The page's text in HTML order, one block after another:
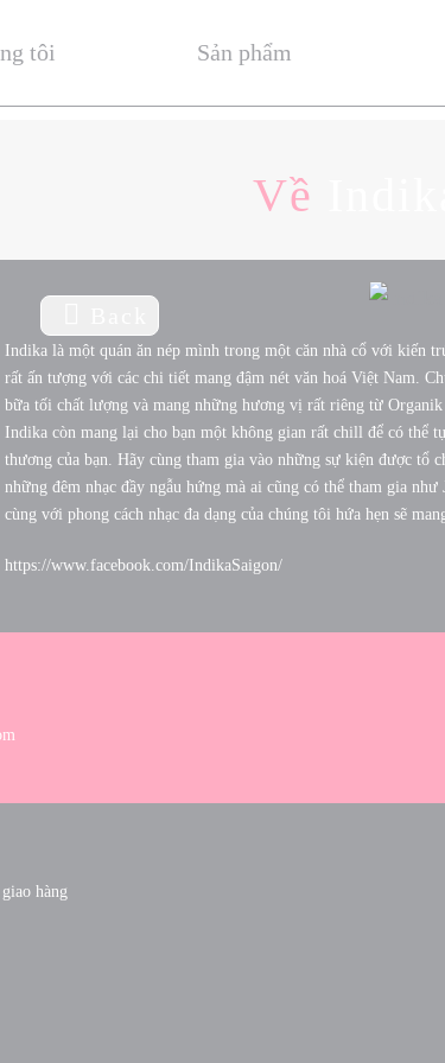
tôi Sản phẩm
Về
Indika là một quán ăn nép mình trong một căn nhà cổ với kiến
rất ấn tượng với các chi tiết mang đậm nét văn hoá Việt Nam.
bữa tối chất lượng và mang những hương vị rất riêng từ
Indika còn mang lại cho bạn một không gian rất chill để có thể
thương của bạn. Hãy cùng tham gia vào những sự kiện được tổ
những đêm nhạc đầy ngẫu hứng mà ai cũng có thể tham gia
cùng với phong cách nhạc đa dạng của chúng tôi hứa hẹn sẽ
https://www.facebook.com/IndikaSaigon/
hàng